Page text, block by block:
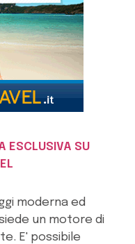
SU
moderna ed
un motore di
E' possibile